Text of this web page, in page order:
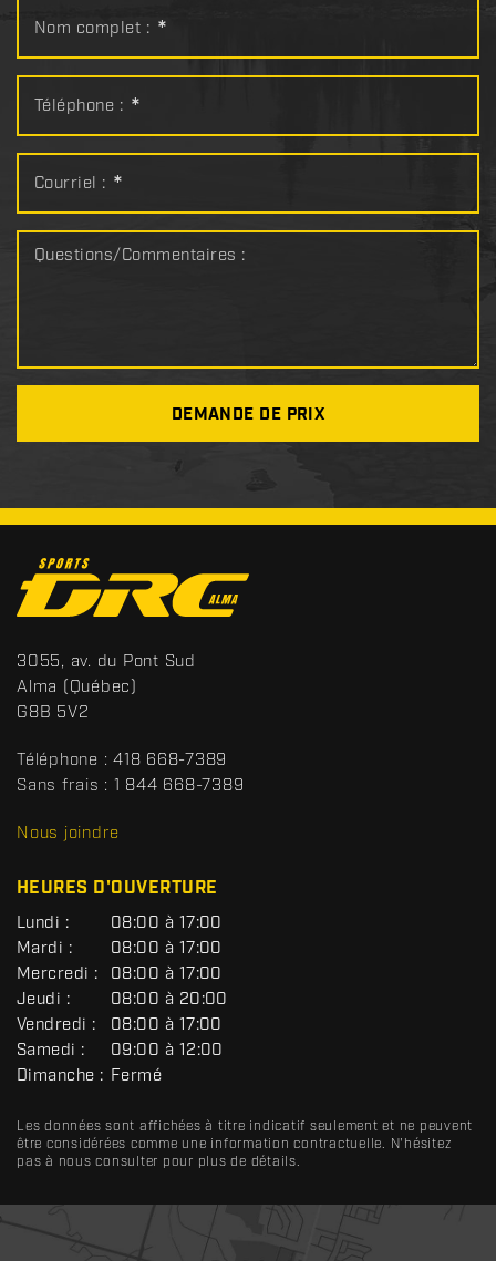
Nom complet : *
Téléphone : *
Courriel : *
Questions/Commentaires :
DEMANDE DE PRIX
o
n
t
a
c
S
p
o
t
s
R
3055, av. du Pont Sud
Alma (Québec)
G8B 5V2
Téléphone : 418 668-7389
Sans frais : 1 844 668-7389
Nous joindre
HEURES D'OUVERTURE
G
É
N
É
R
A
L
Lundi :
08:00 à 17:00
Mardi :
08:00 à 17:00
Mercredi :
08:00 à 17:00
Jeudi :
08:00 à 20:00
Vendredi :
08:00 à 17:00
Samedi :
09:00 à 12:00
Dimanche : Fermé
Les données sont affichées à titre indicatif seulement et ne peuvent
être considérées comme une information contractuelle. N'hésitez
pas à nous consulter pour plus de détails.